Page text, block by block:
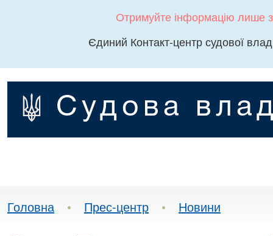
Отримуйте інформацію лише
Єдиний Контакт-центр судової
Судова
Головна • Прес-центр • Новини